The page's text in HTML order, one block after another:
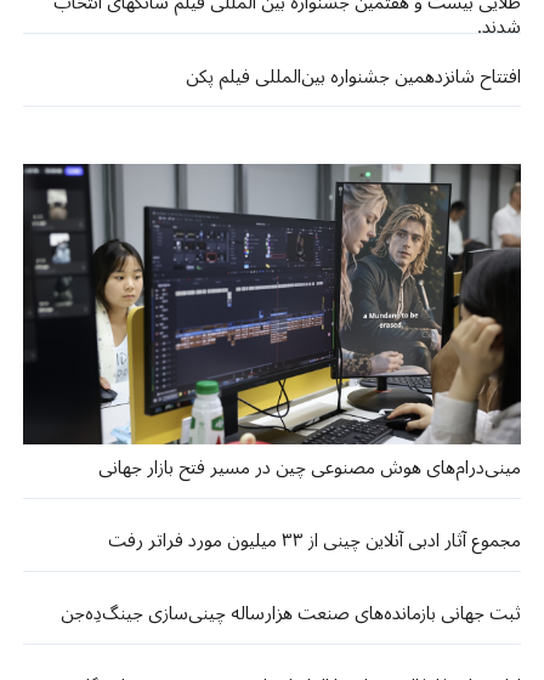
شدند.
افتتاح شانزدهمین جشنواره بین‌المللی فیلم پکن
مینی‌درام‌های هوش مصنوعی چین در مسیر فتح بازار جهانی
مجموع آثار ادبی آنلاین چینی از ۳۳ میلیون مورد فراتر رفت
ثبت جهانی بازمانده‌های صنعت هزارساله چینی‌سازی جینگ‌دِه‌جن